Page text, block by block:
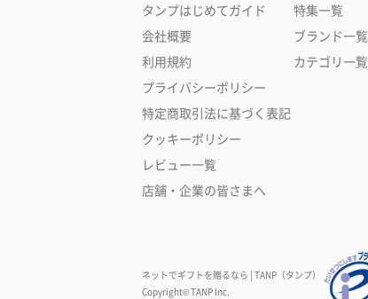
タンプはじめてガイド
会社概要
利用規約
プライバシーポリシー
特定商取引法に基づく表記
クッキーポリシー
レビュー一覧
店舗・企業の皆さまへ
特集一覧
ブランド一覧
カテゴリ一覧
ネットでギフトを贈るなら | TANP（タンプ）
Copyright© TANP Inc.